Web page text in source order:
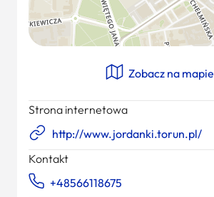
Zobacz na mapie
Strona internetowa
http://www.jordanki.torun.pl/
Kontakt
+48566118675